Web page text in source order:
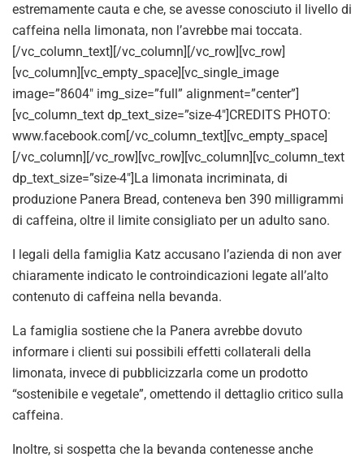
estremamente cauta e che, se avesse conosciuto il livello di
caffeina nella limonata, non l’avrebbe mai toccata.
[/vc_column_text][/vc_column][/vc_row][vc_row]
[vc_column][vc_empty_space][vc_single_image
image=”8604″ img_size=”full” alignment=”center”]
[vc_column_text dp_text_size=”size-4″]CREDITS PHOTO:
www.facebook.com[/vc_column_text][vc_empty_space]
[/vc_column][/vc_row][vc_row][vc_column][vc_column_text
dp_text_size=”size-4″]La limonata incriminata, di
produzione Panera Bread, conteneva ben 390 milligrammi
di caffeina, oltre il limite consigliato per un adulto sano.
I legali della famiglia Katz accusano l’azienda di non aver
chiaramente indicato le controindicazioni legate all’alto
contenuto di caffeina nella bevanda.
La famiglia sostiene che la Panera avrebbe dovuto
informare i clienti sui possibili effetti collaterali della
limonata, invece di pubblicizzarla come un prodotto
“sostenibile e vegetale”, omettendo il dettaglio critico sulla
caffeina.
Inoltre, si sospetta che la bevanda contenesse anche